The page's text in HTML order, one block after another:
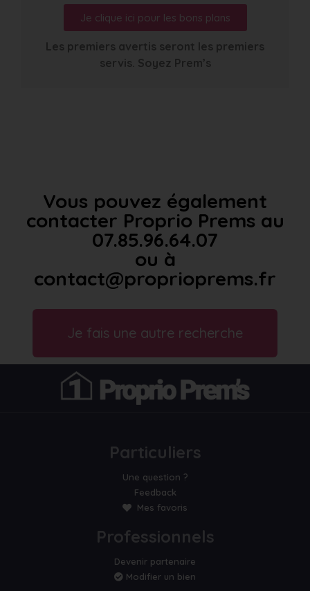
Je clique ici pour les bons plans
Les premiers avertis seront les premiers
servis. Soyez Prem’s
Vous pouvez également
contacter Proprio Prems au
07.85.96.64.07
ou à
contact@proprioprems.fr
Je fais une autre recherche
Particuliers
Une question ?
Feedback
Mes favoris
Professionnels
Devenir partenaire
Modifier un bien